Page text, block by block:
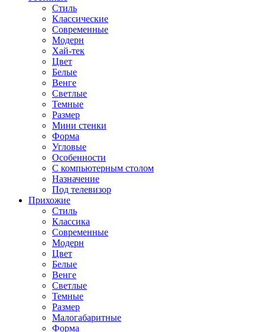
Стиль
Классические
Современные
Модерн
Хай-тек
Цвет
Белые
Венге
Светлые
Темные
Размер
Мини стенки
Форма
Угловые
Особенности
С компьютерным столом
Назначение
Под телевизор
Прихожие
Стиль
Классика
Современные
Модерн
Цвет
Белые
Венге
Светлые
Темные
Размер
Малогабаритные
Форма